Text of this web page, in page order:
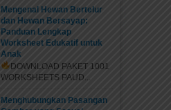
Mengenal Hewan Bertelur
dan Hewan Bersayap:
Panduan Lengkap
Worksheet Edukatif untuk
Anak
DOWNLOAD PAKET 1001
WORKSHEETS PAUD...
Menghubungkan Pasangan